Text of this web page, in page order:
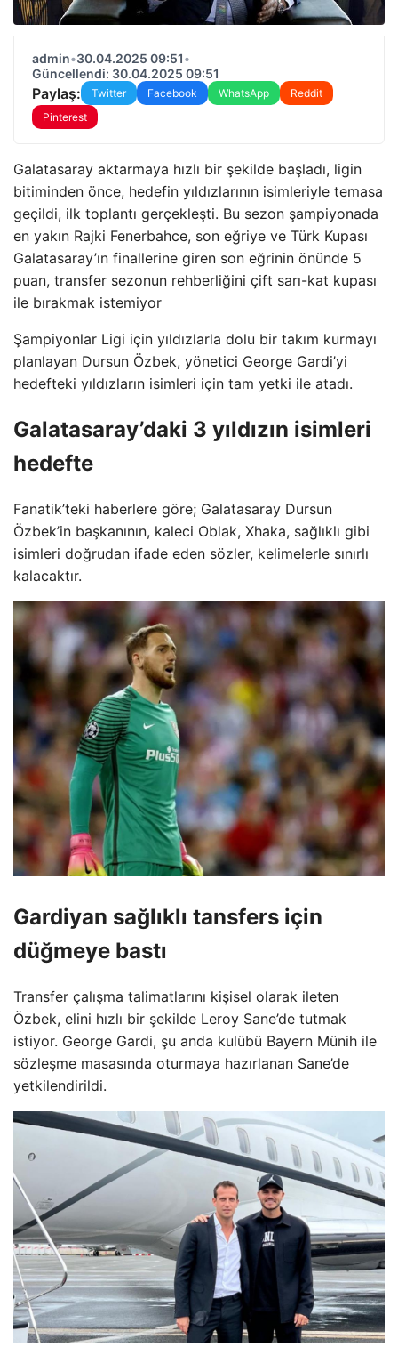
admin•30.04.2025 09:51•
Güncellendi: 30.04.2025 09:51
Paylaş: Twitter Facebook WhatsApp
Reddit
Pinterest
Galatasaray aktarmaya hızlı bir şekilde başladı, ligin
bitiminden önce, hedefin yıldızlarının isimleriyle temasa
geçildi, ilk toplantı gerçekleşti. Bu sezon şampiyonada
en yakın Rajki Fenerbahce, son eğriye ve Türk Kupası
Galatasaray’ın finallerine giren son eğrinin önünde 5
puan, transfer sezonun rehberliğini çift sarı-kat kupası
ile bırakmak istemiyor
Şampiyonlar Ligi için yıldızlarla dolu bir takım kurmayı
planlayan Dursun Özbek, yönetici George Gardi’yi
hedefteki yıldızların isimleri için tam yetki ile atadı.
Galatasaray’daki 3 yıldızın isimleri
hedefte
Fanatik’teki haberlere göre; Galatasaray Dursun
Özbek’in başkanının, kaleci Oblak, Xhaka, sağlıklı gibi
isimleri doğrudan ifade eden sözler, kelimelerle sınırlı
kalacaktır.
Gardiyan sağlıklı tansfers için
düğmeye bastı
Transfer çalışma talimatlarını kişisel olarak ileten
Özbek, elini hızlı bir şekilde Leroy Sane’de tutmak
istiyor. George Gardi, şu anda kulübü Bayern Münih ile
sözleşme masasında oturmaya hazırlanan Sane’de
yetkilendirildi.